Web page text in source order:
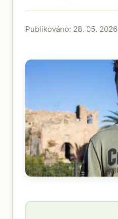
Publikováno: 28. 05. 2026